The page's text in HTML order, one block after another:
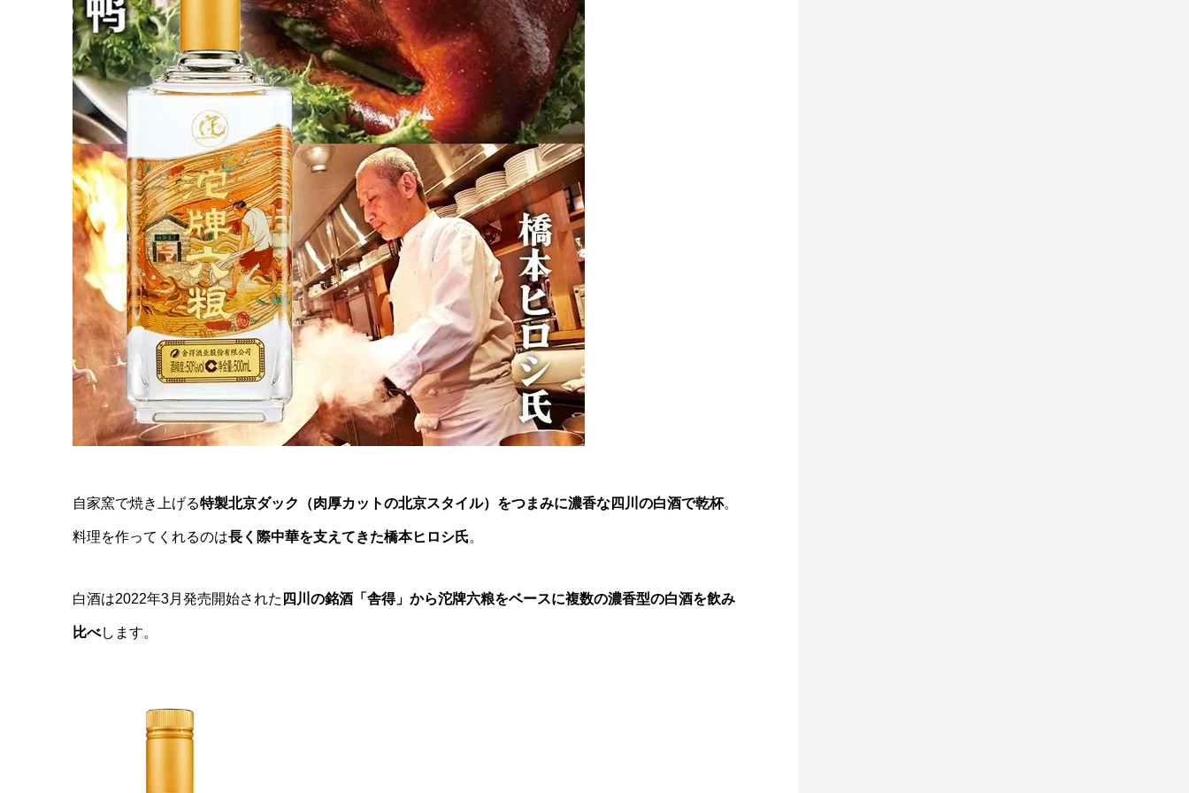
自家窯で焼き上げる特製北京ダック（肉厚カットの北京スタイル）をつまみに濃香な四川の白酒で乾杯。
料理を作ってくれるのは長く際中華を支えてきた橋本ヒロシ氏。
白酒は2022年3月発売開始された 四川の銘酒「舎得」から沱牌六粮をベースに複数の濃香型の白酒を飲み
比べします。